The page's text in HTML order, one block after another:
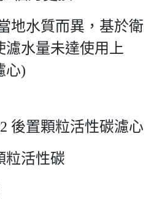
地水質而異，基於衛
濾水量未達使用上
心)
後置顆粒活性碳濾心
活性碳